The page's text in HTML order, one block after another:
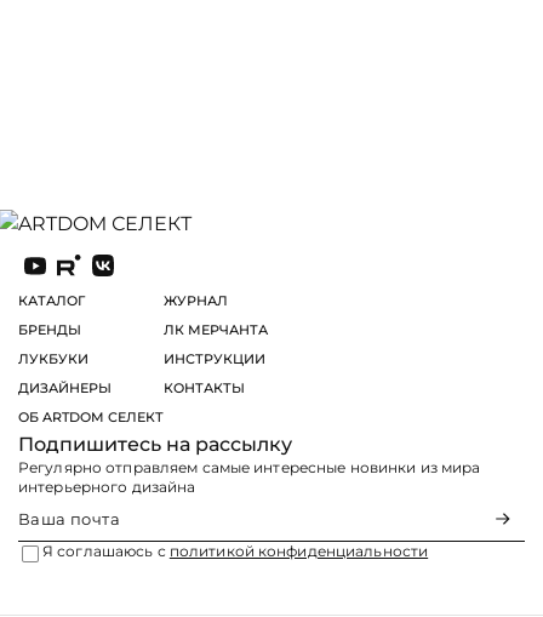
КАТАЛОГ
БРЕНДЫ
ЛУКБУКИ
ДИЗАЙНЕРЫ
ОБ ARTDOM СЕЛЕКТ
ЖУРНАЛ
ЛК МЕРЧАНТА
ИНСТРУКЦИИ
КОНТАКТЫ
Подпишитесь на рассылку
Регулярно отправляем самые интересные новинки из мира
интерьерного дизайна
Я соглашаюсь с политикой конфиденциальности